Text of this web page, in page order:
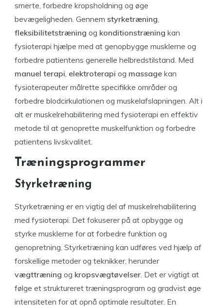
smerte, forbedre kropsholdning og øge
bevægeligheden. Gennem styrketræning,
fleksibilitetstræning og konditionstræning kan
fysioterapi hjælpe med at genopbygge musklerne og
forbedre patientens generelle helbredstilstand. Med
manuel terapi, elektroterapi og massage kan
fysioterapeuter målrette specifikke områder og
forbedre blodcirkulationen og muskelafslapningen. Alt i
alt er muskelrehabilitering med fysioterapi en effektiv
metode til at genoprette muskelfunktion og forbedre
patientens livskvalitet.
Træningsprogrammer
Styrketræning
Styrketræning er en vigtig del af muskelrehabilitering
med fysioterapi. Det fokuserer på at opbygge og
styrke musklerne for at forbedre funktion og
genopretning. Styrketræning kan udføres ved hjælp af
forskellige metoder og teknikker, herunder
vægttræning og kropsvægtøvelser. Det er vigtigt at
følge et struktureret træningsprogram og gradvist øge
intensiteten for at opnå optimale resultater. En